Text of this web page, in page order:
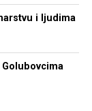
ponovo
minimalnim
postigao
i ljudima